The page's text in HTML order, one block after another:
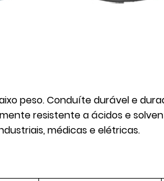
peso. Conduíte durável e
resistente a ácidos e
médicas e elétricas.